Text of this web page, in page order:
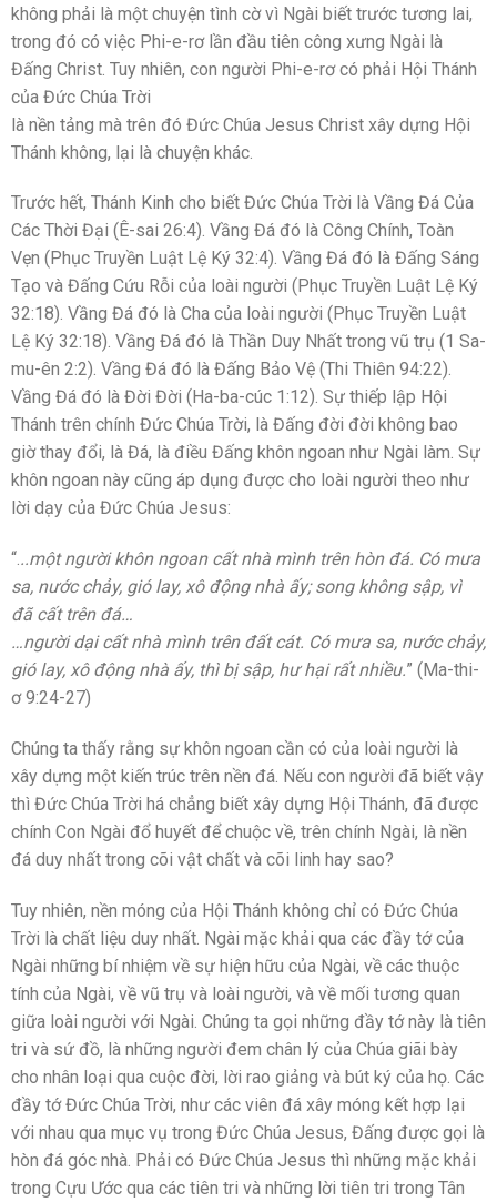
không phải là một chuyện tình cờ vì Ngài biết trước tương lai,
trong đó có việc Phi-e-rơ lần đầu tiên công xưng Ngài là
Đấng Christ. Tuy nhiên, con người Phi-e-rơ có phải Hội Thánh
của Đức Chúa Trời
là nền tảng mà trên đó Đức Chúa Jesus Christ xây dựng Hội
Thánh không, lại là chuyện khác.
Trước hết, Thánh Kinh cho biết Đức Chúa Trời là Vầng Đá Của
Các Thời Đại (Ê-sai 26:4). Vầng Đá đó là Công Chính, Toàn
Vẹn (Phục Truyền Luật Lệ Ký 32:4). Vầng Đá đó là Đấng Sáng
Tạo và Đấng Cứu Rỗi của loài người (Phục Truyền Luật Lệ Ký
32:18). Vầng Đá đó là Cha của loài người (Phục Truyền Luật
Lệ Ký 32:18). Vầng Đá đó là Thần Duy Nhất trong vũ trụ (1 Sa-
mu-ên 2:2). Vầng Đá đó là Đấng Bảo Vệ (Thi Thiên 94:22).
Vầng Đá đó là Đời Đời (Ha-ba-cúc 1:12). Sự thiếp lập Hội
Thánh trên chính Đức Chúa Trời, là Đấng đời đời không bao
giờ thay đổi, là Đá, là điều Đấng khôn ngoan như Ngài làm. Sự
khôn ngoan này cũng áp dụng được cho loài người theo như
lời dạy của Đức Chúa Jesus:
“...một người khôn ngoan cất nhà mình trên hòn đá. Có mưa
sa, nước chảy, gió lay, xô động nhà ấy; song không sập, vì
đã cất trên đá…
…người dại cất nhà mình trên đất cát. Có mưa sa, nước chảy,
gió lay, xô động nhà ấy, thì bị sập, hư hại rất nhiều.” (Ma-thi-
ơ 9:24-27)
Chúng ta thấy rằng sự khôn ngoan cần có của loài người là
xây dựng một kiến trúc trên nền đá. Nếu con người đã biết vậy
thì Đức Chúa Trời há chẳng biết xây dựng Hội Thánh, đã được
chính Con Ngài đổ huyết để chuộc về, trên chính Ngài, là nền
đá duy nhất trong cõi vật chất và cõi linh hay sao?
Tuy nhiên, nền móng của Hội Thánh không chỉ có Đức Chúa
Trời là chất liệu duy nhất. Ngài mặc khải qua các đầy tớ của
Ngài những bí nhiệm về sự hiện hữu của Ngài, về các thuộc
tính của Ngài, về vũ trụ và loài người, và về mối tương quan
giữa loài người với Ngài. Chúng ta gọi những đầy tớ này là tiên
tri và sứ đồ, là những người đem chân lý của Chúa giãi bày
cho nhân loại qua cuộc đời, lời rao giảng và bút ký của họ. Các
đầy tớ Đức Chúa Trời, như các viên đá xây móng kết hợp lại
với nhau qua mục vụ trong Đức Chúa Jesus, Đấng được gọi là
hòn đá góc nhà. Phải có Đức Chúa Jesus thì những mặc khải
trong Cựu Ước qua các tiên tri và những lời tiên tri trong Tân